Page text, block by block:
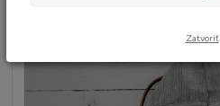
Zatvoriť